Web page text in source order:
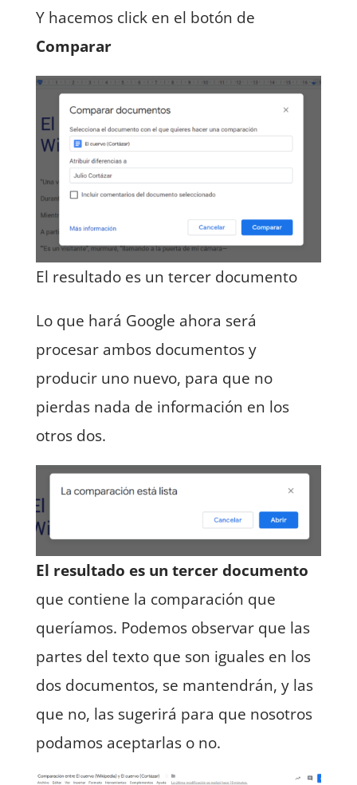
Y hacemos click en el botón de
Comparar
El resultado es un tercer documento
Lo que hará Google ahora será
procesar ambos documentos y
producir uno nuevo, para que no
pierdas nada de información en los
otros dos.
El resultado es un tercer documento
que contiene la comparación que
queríamos. Podemos observar que las
partes del texto que son iguales en los
dos documentos, se mantendrán, y las
que no, las sugerirá para que nosotros
podamos aceptarlas o no.